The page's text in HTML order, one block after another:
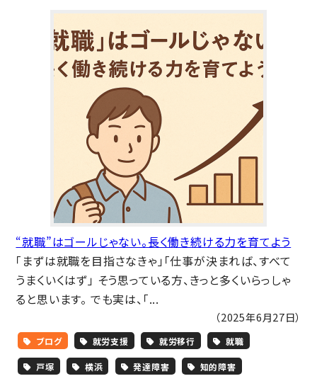
“就職”はゴールじゃない。長く働き続ける力を育てよう
「まずは就職を目指さなきゃ」「仕事が決まれば、すべて
うまくいくはず」 そう思っている方、きっと多くいらっしゃ
ると思います。 でも実は、「...
（2025年6月27日）
ブログ 就労支援 就労移行 就職
戸塚 横浜 発達障害 知的障害